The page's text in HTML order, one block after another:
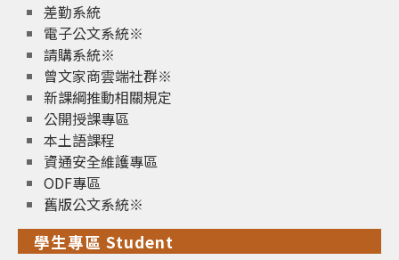
差勤系統
電子公文系統※
請購系統※
曾文家商雲端社群※
新課綱推動相關規定
公開授課專區
本土語課程
資通安全維護專區
ODF專區
舊版公文系統※
學生專區 Student